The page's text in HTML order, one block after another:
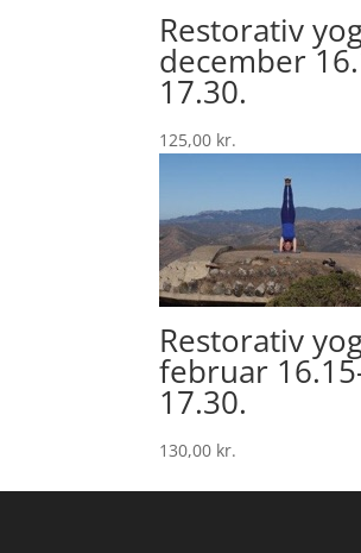
Restorativ
december
17.30.
125,00 kr.
Restorativ
februar
17.30.
130,00 kr.